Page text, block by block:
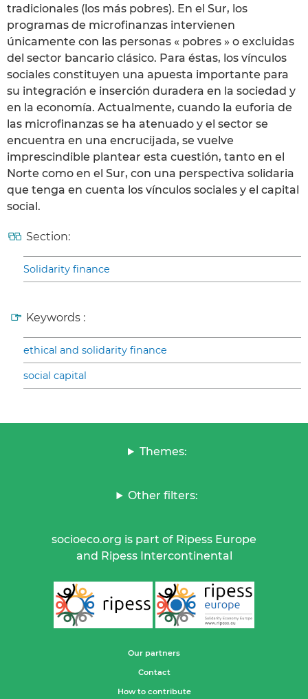
tradicionales (los más pobres). En el Sur, los
programas de microfinanzas intervienen
únicamente con las personas « pobres » o excluidas
del sector bancario clásico. Para éstas, los vínculos
sociales constituyen una apuesta importante para
su integración e inserción duradera en la sociedad y
en la economía. Actualmente, cuando la euforia de
las microfinanzas se ha atenuado y el sector se
encuentra en una encrucijada, se vuelve
imprescindible plantear esta cuestión, tanto en el
Norte como en el Sur, con una perspectiva solidaria
que tenga en cuenta los vínculos sociales y el capital
social.
Section:
Solidarity finance
Keywords :
ethical and solidarity finance
social capital
Themes:
Other filters:
socioeco.org is part of Ripess Europe
and Ripess Intercontinental
Our partners
Contact
How to contribute